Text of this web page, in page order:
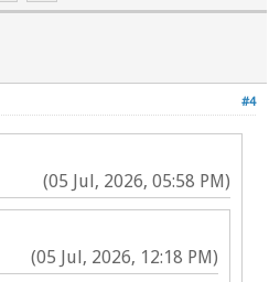
#4
(05 Jul, 2026, 05:58 PM)
(05 Jul, 2026, 12:18 PM)